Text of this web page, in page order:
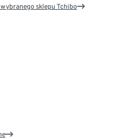
sklepu Tchibo